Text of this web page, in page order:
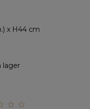
x H44 cm
lager